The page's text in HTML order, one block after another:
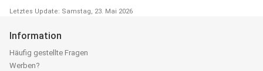
Letztes Update: Samstag, 23. Mai 2026
Information
Häufig gestellte Fragen
Werben?